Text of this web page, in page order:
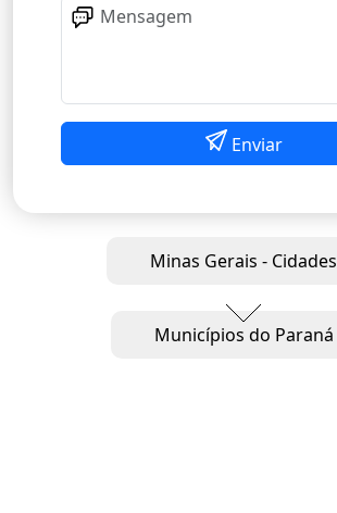
Enviar
Minas Gerais - Cidades
Municípios do Paraná